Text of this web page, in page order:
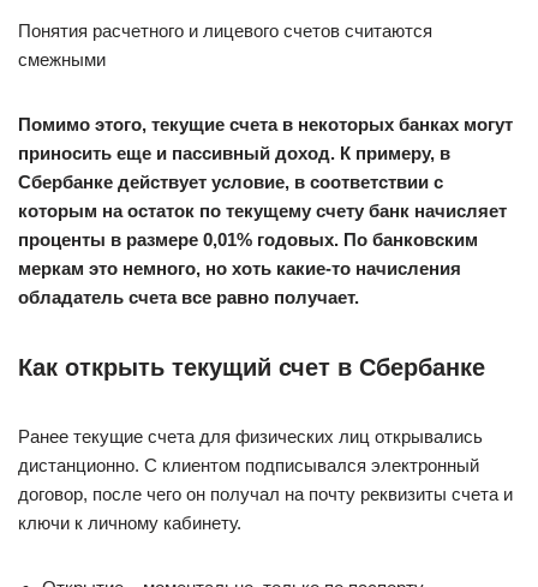
Понятия расчетного и лицевого счетов считаются
смежными
Помимо этого, текущие счета в некоторых банках могут
приносить еще и пассивный доход. К примеру, в
Сбербанке действует условие, в соответствии с
которым на остаток по текущему счету банк начисляет
проценты в размере 0,01% годовых. По банковским
меркам это немного, но хоть какие-то начисления
обладатель счета все равно получает.
Как открыть текущий счет в Сбербанке
Ранее текущие счета для физических лиц открывались
дистанционно. С клиентом подписывался электронный
договор, после чего он получал на почту реквизиты счета и
ключи к личному кабинету.